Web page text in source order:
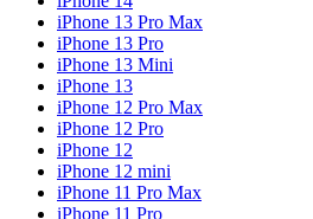
iPhone 13 Pro Max
iPhone 13 Pro
iPhone 13 Mini
iPhone 13
iPhone 12 Pro Max
iPhone 12 Pro
iPhone 12
iPhone 12 mini
iPhone 11 Pro Max
iPhone 11 Pro